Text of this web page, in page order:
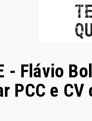
- Flávio
PCC e